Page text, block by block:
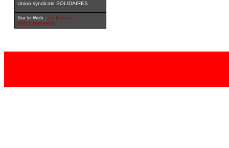
Union syndicale SOLIDAIRES
Sur le Web : Le tract en
téléchargement